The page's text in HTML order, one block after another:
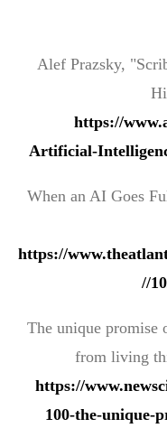
Alef Prazsky,
https://
Artificial-
When an AI Goes
https://
/
The unique promise
from living
https://
100-the-unique-